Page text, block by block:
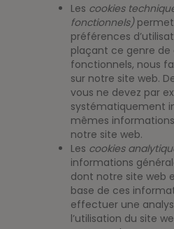
Les cookies
fonctionnels)
préférences
plaçant ce genre de
fonctionnels, nous
sur notre site web.
vous ne devez par
systématiquement
mêmes
notre site web.
Les cookies
informations
dont notre site web
base de ces
effectuer une
l’utilisation du site